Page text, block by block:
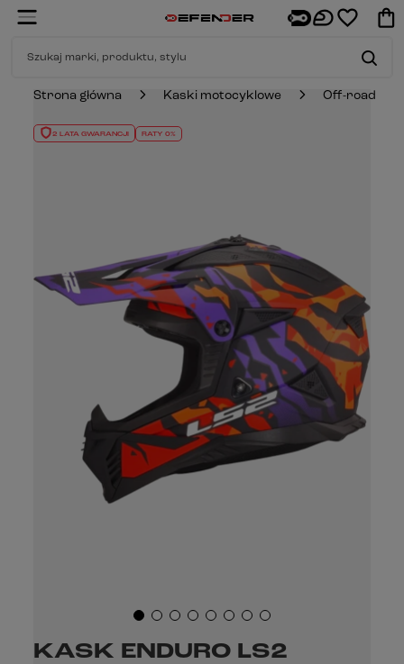
Strona główna Kaski motocyklowe Off-road
2 LATA GWARANCJI RATY 0%
KASK ENDURO LS2